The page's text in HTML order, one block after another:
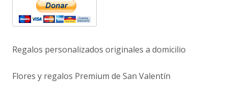
Regalos personalizados originales a domicilio
Flores y regalos Premium de San Valentín